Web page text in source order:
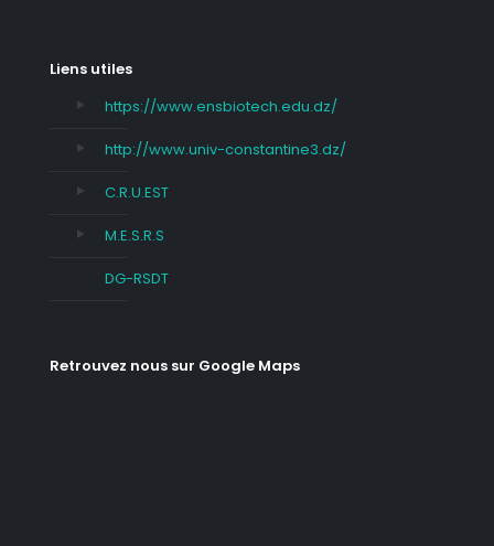
Liens utiles
https://www.ensbiotech.edu.dz/
http://www.univ-constantine3.dz/
C.R.U.EST
M.E.S.R.S
DG-RSDT
Retrouvez nous sur Google Maps